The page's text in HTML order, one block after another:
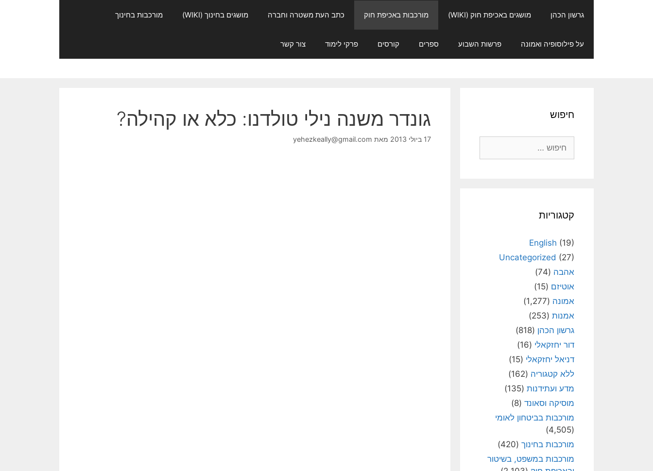
גרשון הכהן מושגים באכיפת חוק (WIKI) מורכבות באכיפת חוק כתב העת משטרה וחברה מושגים בחינוך (WIKI) מורכבות בחינוך
על פילוסופיה ואמונה פרשות השבוע ספרים קורסים פרקי לימוד צור קשר
גונדר משנה נילי טולדנו: כלא או קהילה?
17 ביולי 2013 מאת yehezkeally@gmail.com
חיפוש
קטגוריות
English (19)
Uncategorized (27)
אהבה (74)
אוטיזם (15)
אמונה (1,277)
אמנות (253)
גרשון הכהן (818)
דור יחזקאלי (16)
דניאל יחזקאלי (15)
ללא קטגוריה (162)
מדע ועתידנות (135)
מוסיקה וסאונד (8)
מורכבות בביטחון לאומי
(4,505)
מורכבות בחינוך (420)
מורכבות במשפט, בשיטור